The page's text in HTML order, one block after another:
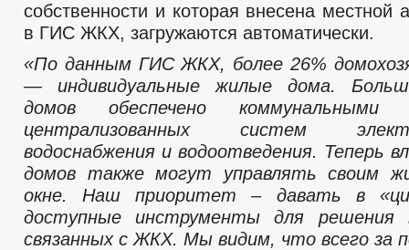
собственности и которая внесена местной
в ГИС ЖКХ, загружаются автоматически.
«По данным ГИС ЖКХ, более 26%
— индивидуальные жилые дома.
домов обеспечено коммунальными
централизованных систем
водоснабжения и водоотведения. Теперь
домов также могут управлять своим
окне. Наш приоритет – давать в
доступные инструменты для решения
связанных с ЖКХ. Мы видим, что всего за